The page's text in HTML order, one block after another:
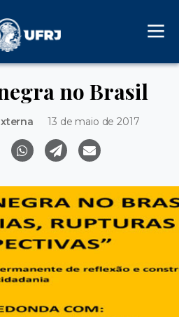
no Brasil
13 de maio de 2017